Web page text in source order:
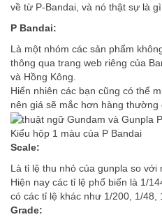
về từ P-Bandai, và nó thật sự là
P Bandai:
Là một nhóm các sản phẩm
thông qua trang web riêng của
và Hồng Kông.
Hiển nhiên các bạn cũng có thể
nên giá sẽ mắc hơn hàng thường
Kiểu hộp 1 màu của P Bandai
Scale:
Là tỉ lệ thu nhỏ của gunpla so với
Hiện nay các tỉ lệ phổ biến là 1/
có các tỉ lệ khác như 1/200, 1/48,
Grade: